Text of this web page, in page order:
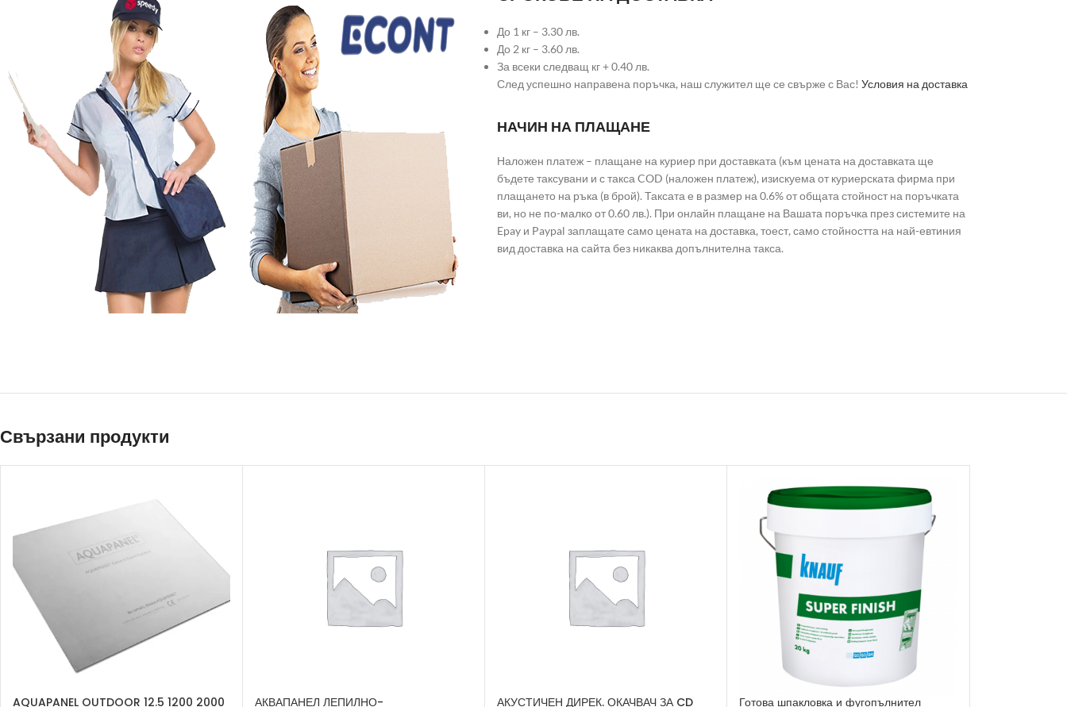
До 1 кг – 3.30 лв.
До 2 кг – 3.60 лв.
За всеки следващ кг + 0.40 лв.
След успешно направена поръчка, наш служител ще се свърже с Вас! Условия на доставка
НАЧИН НА ПЛАЩАНЕ
Наложен платеж – плащане на куриер при доставката (към цената на доставката ще
бъдете таксувани и с такса COD (наложен платеж), изискуема от куриерската фирма при
плащането на ръка (в брой). Таксата е в размер на 0.6% от общата стойност на поръчката
ви, но не по-малко от 0.60 лв.). При онлайн плащане на Вашата поръчка през системите на
Epay и Paypal заплащате само цената на доставка, тоест, само стойността на най-евтиния
вид доставка на сайта без никаква допълнителна такса.
Свързани продукти
AQUAPANEL OUTDOOR 12.5 1200 2000
АКВАПАНЕЛ ЛЕПИЛНО-
АКУСТИЧЕН ДИРЕК. ОКАЧВАЧ ЗА CD
Готова шпакловка и фугопълнител